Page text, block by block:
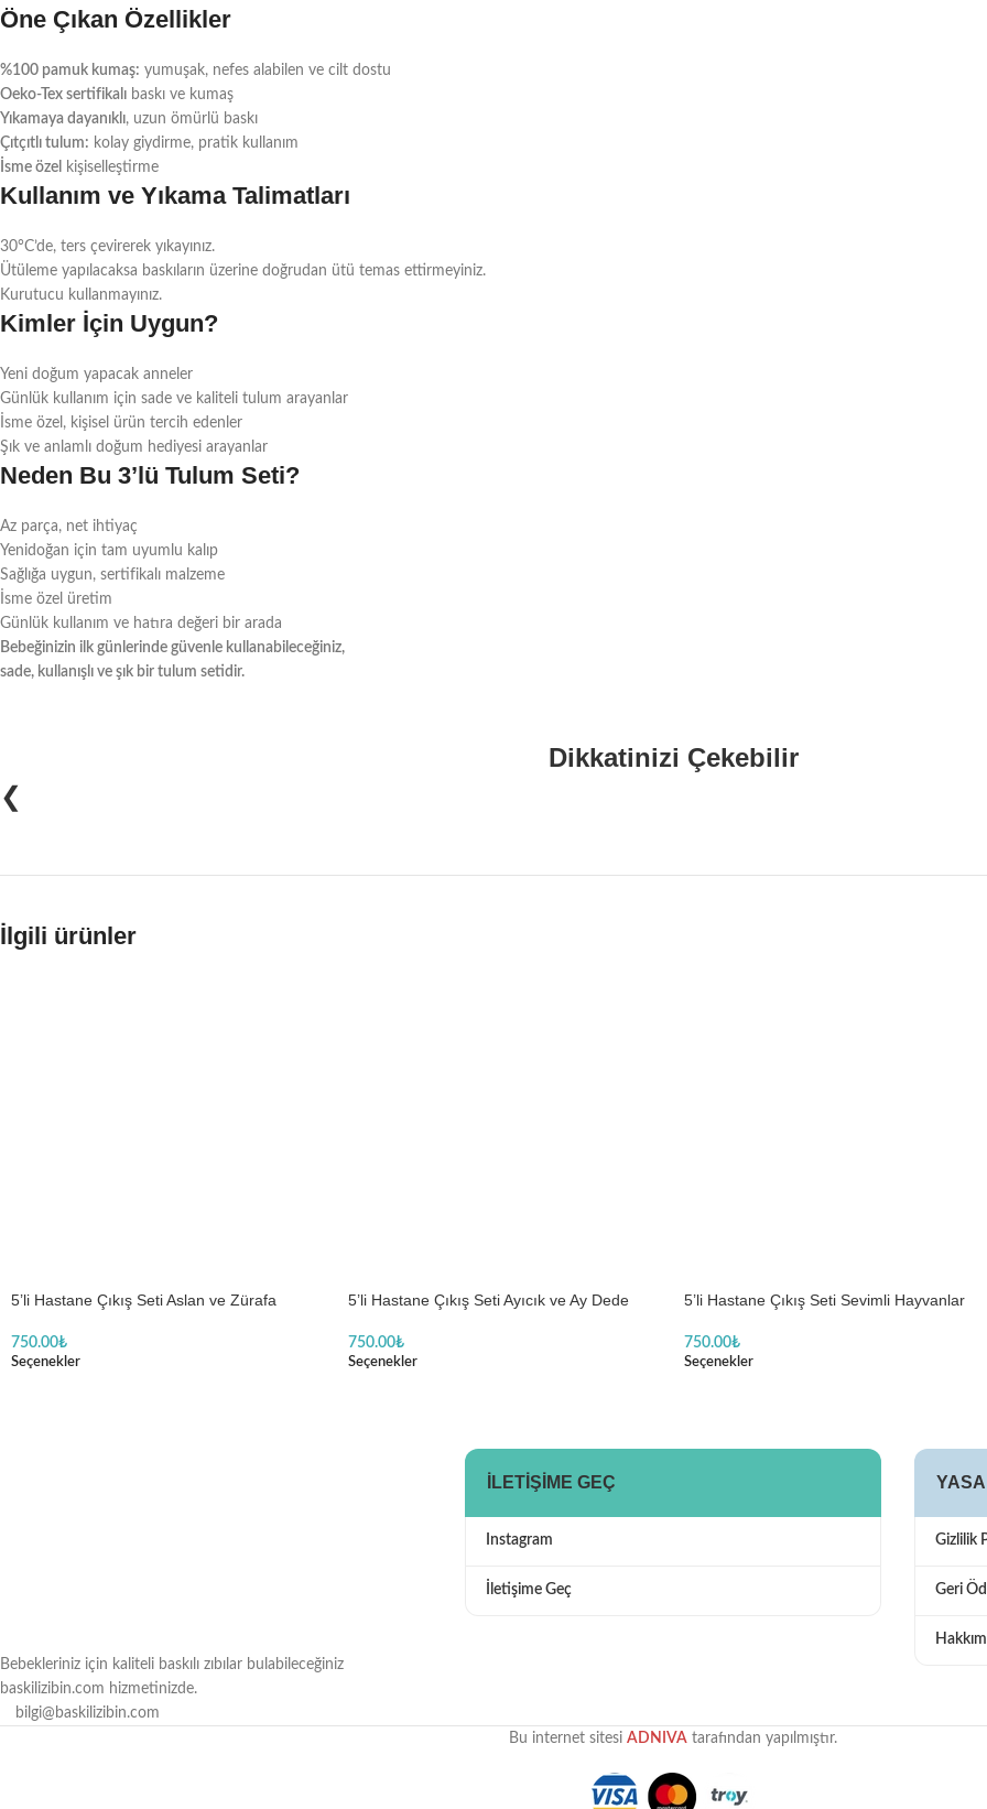
Öne Çıkan Özellikler
%100 pamuk kumaş: yumuşak, nefes alabilen ve cilt dostu
Oeko-Tex sertifikalı baskı ve kumaş
Yıkamaya dayanıklı, uzun ömürlü baskı
Çıtçıtlı tulum: kolay giydirme, pratik kullanım
İsme özel
kişiselleştirme
Kullanım ve Yıkama Talimatları
30°C’de, ters çevirerek yıkayınız.
Ütüleme yapılacaksa baskıların üzerine doğrudan ütü temas ettirmeyiniz.
Kurutucu kullanmayınız.
Kimler İçin Uygun?
Yeni doğum yapacak anneler
Günlük kullanım için sade ve kaliteli tulum arayanlar
İsme özel, kişisel ürün tercih edenler
Şık ve anlamlı doğum hediyesi arayanlar
Neden Bu 3’lü Tulum Seti?
Az parça, net ihtiyaç
Yenidoğan için tam uyumlu kalıp
Sağlığa uygun, sertifikalı malzeme
İsme özel üretim
Günlük kullanım ve hatıra değeri bir arada
Bebeğinizin ilk günlerinde güvenle kullanabileceğiniz,
sade, kullanışlı ve şık bir tulum setidir.
Dikkatinizi Çekebilir
❮
İlgili ürünler
5’li Hastane Çıkış Seti Aslan ve Zürafa
750.00₺
Seçenekler
5’li Hastane Çıkış Seti Ayıcık ve Ay Dede
750.00₺
Seçenekler
5’li Hastane Çıkış Seti Sevimli Hayvanlar
750.00₺
Seçenekler
Bebekleriniz için kaliteli baskılı zıbılar bulabileceğiniz
baskilizibin.com hizmetinizde.
bilgi@baskilizibin.com
İLETIŞIME GEÇ
Instagram
İletişime Geç
Gizlilik
Geri
Bu internet sitesi ADNIVA tarafından yapılmıştır.